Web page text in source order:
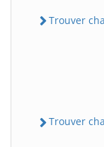
Trouver
Trouver